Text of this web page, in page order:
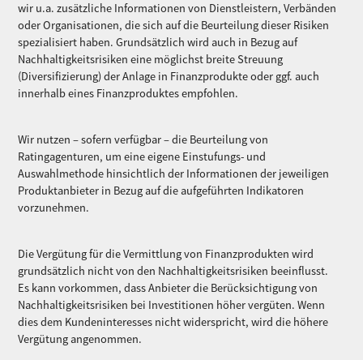
wir u.a. zusätzliche Informationen von Dienstleistern, Verbänden
oder Organisationen, die sich auf die Beurteilung dieser Risiken
spezialisiert haben. Grundsätzlich wird auch in Bezug auf
Nachhaltigkeitsrisiken eine möglichst breite Streuung
(Diversifizierung) der Anlage in Finanzprodukte oder ggf. auch
innerhalb eines Finanzproduktes empfohlen.
Wir nutzen – sofern verfügbar – die Beurteilung von
Ratingagenturen, um eine eigene Einstufungs- und
Auswahlmethode hinsichtlich der Informationen der jeweiligen
Produktanbieter in Bezug auf die aufgeführten Indikatoren
vorzunehmen.
Die Vergütung für die Vermittlung von Finanzprodukten wird
grundsätzlich nicht von den Nachhaltigkeitsrisiken beeinflusst.
Es kann vorkommen, dass Anbieter die Berücksichtigung von
Nachhaltigkeitsrisiken bei Investitionen höher vergüten. Wenn
dies dem Kundeninteresses nicht widerspricht, wird die höhere
Vergütung angenommen.